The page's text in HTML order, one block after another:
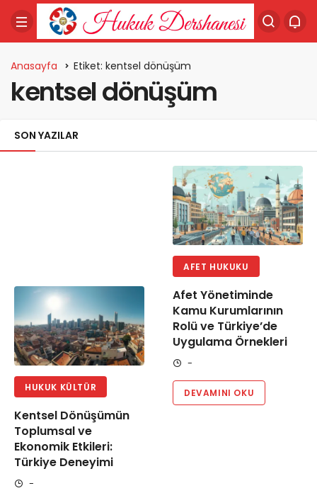
Anasayfa Etiket: kentsel dönüşüm
kentsel dönüşüm
SON YAZILAR
HUKUK KÜLTÜR
Kentsel Dönüşümün
Toplumsal ve
Ekonomik Etkileri:
Türkiye Deneyimi
-
AFET HUKUKU
Afet Yönetiminde
Kamu Kurumlarının
Rolü ve Türkiye’de
Uygulama Örnekleri
-
DEVAMINI OKU